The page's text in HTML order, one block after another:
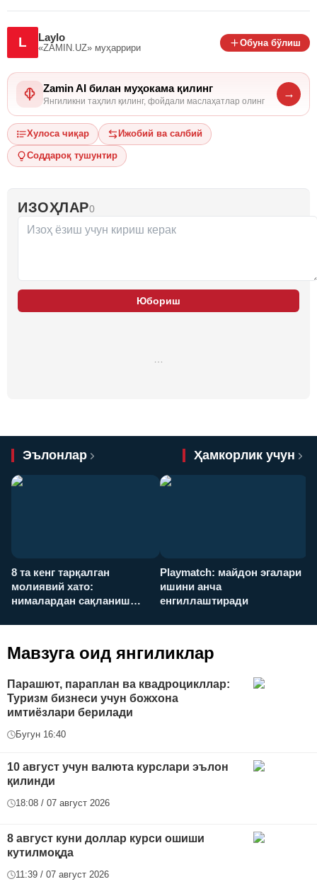
L Laylo
«ZAMIN.UZ» муҳаррири
Обуна бўлиш
Zamin AI билан муҳокама қилинг
Янгиликни таҳлил қилинг, фойдали маслаҳатлар олинг
→
Хулоса чиқар Ижобий ва салбий
Соддароқ тушунтир
ИЗОҲЛАР0
Юбориш
…
Эълонлар Ҳамкорлик учун
8 та кенг тарқалган
молиявий хато:
нималардан сақланиш
Playmatch: майдон эгалари
ишини анча
енгиллаштиради
Мавзуга оид янгиликлар
Парашют, параплан ва квадроцикллар:
Туризм бизнеси учун божхона
имтиёзлари берилади
Бугун 16:40
10 август учун валюта курслари эълон
қилинди
18:08 / 07 август 2026
8 август куни доллар курси ошиши
кутилмоқда
11:39 / 07 август 2026